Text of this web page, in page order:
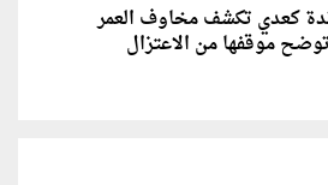
كعدي تكشف مخاوف العمر
موقفها من الاعتزال